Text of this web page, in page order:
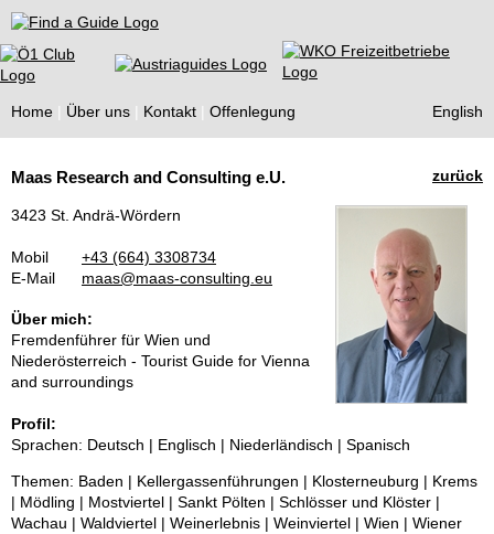
Find a Guide
Home Über uns Kontakt Offenlegung English
Guides
zurück
Maas Research and Consulting e.U.
3423 St. Andrä-Wördern
Mobil
+43 (664) 3308734
E-Mail
maas@maas-consulting.eu
Über mich:
Fremdenführer für Wien und
Niederösterreich - Tourist Guide for Vienna
and surroundings
Profil:
Sprachen: Deutsch | Englisch | Niederländisch | Spanisch
Themen: Baden | Kellergassenführungen | Klosterneuburg | Krems
| Mödling | Mostviertel | Sankt Pölten | Schlösser und Klöster |
Wachau | Waldviertel | Weinerlebnis | Weinviertel | Wien | Wiener